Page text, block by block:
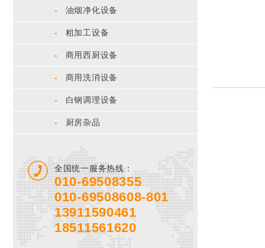
- 油烟净化设备
- 粗加工设备
- 商用西厨设备
- 商用洗消设备
- 白钢调理设备
- 厨房杂品
全国统一服务热线：
010-69508355
010-69508608-801
13911590461
18511561620